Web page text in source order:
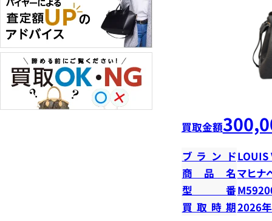
買取金額
ブランドLOUIS
商品名マヒナ
型番
買取時期2026